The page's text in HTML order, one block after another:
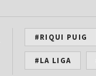
#RIQUI PUIG
#LA LIGA